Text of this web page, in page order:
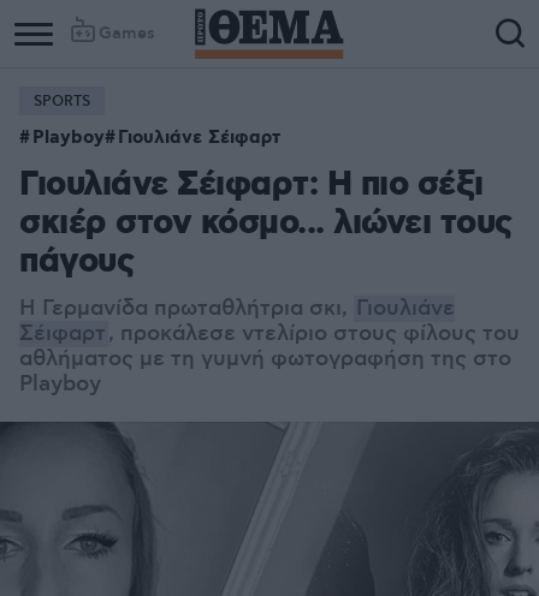
Games
SPORTS
Playboy Γιουλιάνε Σέιφαρτ
Γιουλιάνε Σέιφαρτ: Η πιο σέξι
σκιέρ στον κόσμο... λιώνει τους
πάγους
Η Γερμανίδα πρωταθλήτρια σκι, Γιουλιάνε
Σέιφαρτ, προκάλεσε ντελίριο στους φίλους του
αθλήματος με τη γυμνή φωτογραφήση της στο
Playboy